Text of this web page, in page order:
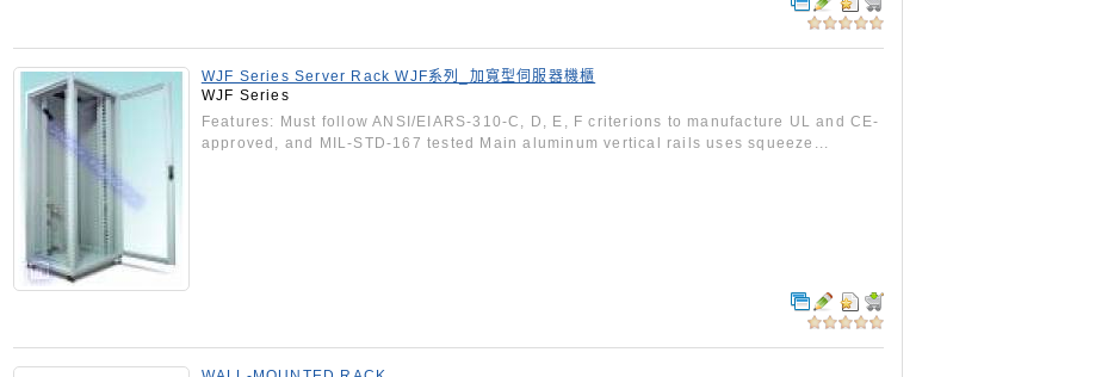
WJF Series Server Rack WJF系列_加寬型伺服器機櫃
WJF Series
Features: Must follow ANSI/EIARS-310-C, D, E, F criterions to manufacture UL and CE-
approved, and MIL-STD-167 tested Main aluminum vertical rails uses squeeze...